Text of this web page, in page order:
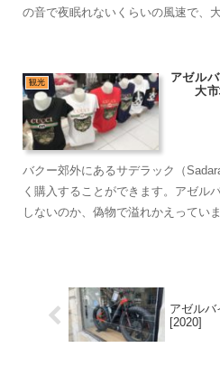
の音で夜眠れないくらいの風速で、
観光
アゼル
大
バクー郊外にあるサデラック（
く購入することができます。アゼル
しないのか、偽物で溢れかえってい
アゼルバ
[2020]